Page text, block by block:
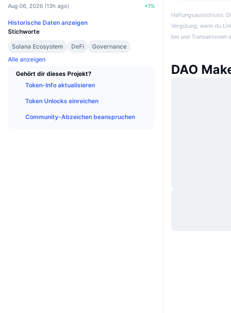
Aug 06, 2026 (13h ago) +1%
Historische Daten anzeigen
Stichworte
Solana Ecosystem
DeFi
Governance
Alle anzeigen
Gehört dir dieses Projekt?
Token-Info aktualisieren
Token Unlocks einreichen
Community-Abzeichen beanspruchen
Haftungsausschluss:
Vergütung, wenn du
bei und Transaktionen
DAO